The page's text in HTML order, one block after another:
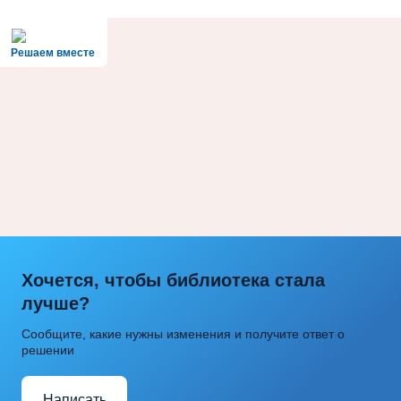
Решаем вместе
Хочется, чтобы библиотека стала
лучше?
Сообщите, какие нужны изменения и получите ответ о
решении